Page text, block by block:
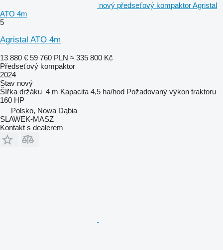
nový předseťový kompaktor Agristal
ATO 4m
5
Agristal ATO 4m
13 880 € 59 760 PLN ≈ 335 800 Kč
Předseťový kompaktor
2024
Stav nový
Šířka držáku 4 m Kapacita 4,5 ha/hod Požadovaný výkon traktoru
160 HP
Polsko, Nowa Dąbia
SLAWEK-MASZ
Kontakt s dealerem